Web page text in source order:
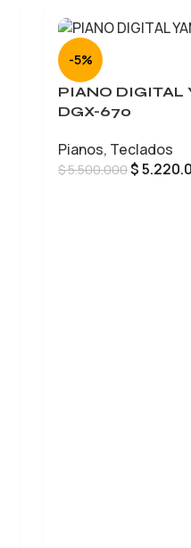
-5%
PIANO DIGITAL
DGX-670
Pianos, Teclados
$5.500.000$